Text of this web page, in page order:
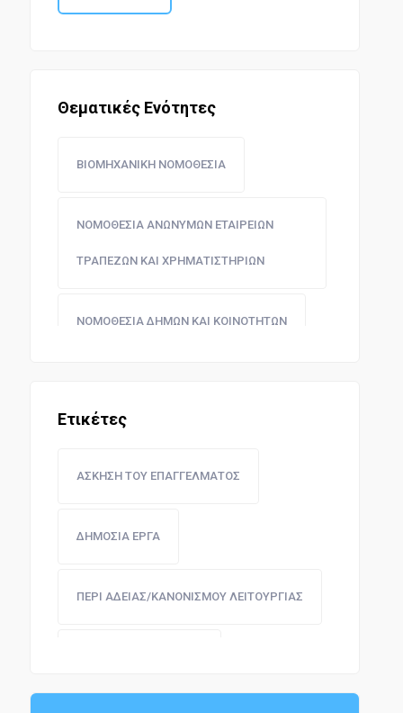
Θεματικές Ενότητες
ΒΙΟΜΗΧΑΝΙΚΗ ΝΟΜΟΘΕΣΙΑ
ΝΟΜΟΘΕΣΙΑ ΑΝΩΝΥΜΩΝ ΕΤΑΙΡΕΙΩΝ
ΤΡΑΠΕΖΩΝ ΚΑΙ ΧΡΗΜΑΤΙΣΤΗΡΙΩΝ
ΝΟΜΟΘΕΣΙΑ ΔΗΜΩΝ ΚΑΙ ΚΟΙΝΟΤΗΤΩΝ
ΣΥΝΕΤΑΙΡΙΣΜΩΝ ΚΑΙ ΣΩΜΑΤΕΙΩΝ
ΔΗΜΟΣΙΑ ΕΡΓΑ
ΔΗΜΟΣΙΟΙ ΥΠΑΛΛΗΛΟΙ
ΠΕΡΙΟΥΣΙΑ ΔΗΜΟΣΙΟΥ ΚΑΙ ΝΟΜΙΣΜΑ
Ετικέτες
ΑΣΚΗΣΗ ΤΟΥ ΕΠΑΓΓΕΛΜΑΤΟΣ
ΔΗΜΟΣΙΑ ΕΡΓΑ
ΠΕΡΙ ΑΔΕΙΑΣ/ΚΑΝΟΝΙΣΜΟΥ ΛΕΙΤΟΥΡΓΙΑΣ